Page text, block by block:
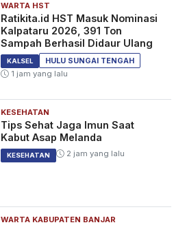
WARTA HST
Ratikita.id HST Masuk Nominasi
Kalpataru 2026, 391 Ton
Sampah Berhasil Didaur Ulang
KALSEL
HULU SUNGAI TENGAH
1 jam yang lalu
KESEHATAN
Tips Sehat Jaga Imun Saat
Kabut Asap Melanda
KESEHATAN 2 jam yang lalu
WARTA KABUPATEN BANJAR